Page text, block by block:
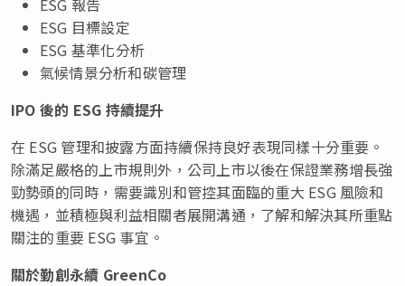
ESG 報告
ESG 目標設定
ESG 基準化分析
氣候情景分析和碳管理
IPO 後的 ESG 持續提升
在 ESG 管理和披露方面持續保持良好表現同樣十分重要。
除滿足嚴格的上市規則外，公司上市以後在保證業務增長強
勁勢頭的同時，需要識別和管控其面臨的重大 ESG 風險和
機遇，並積極與利益相關者展開溝通，了解和解決其所重點
關注的重要 ESG 事宜。
關於勤創永續 GreenCo